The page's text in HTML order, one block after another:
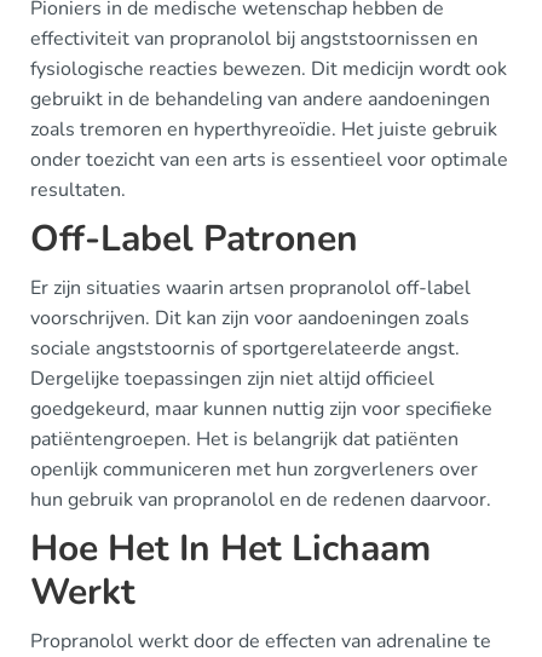
Pioniers in de medische wetenschap hebben de
effectiviteit van propranolol bij angststoornissen en
fysiologische reacties bewezen. Dit medicijn wordt ook
gebruikt in de behandeling van andere aandoeningen
zoals tremoren en hyperthyreoïdie. Het juiste gebruik
onder toezicht van een arts is essentieel voor optimale
resultaten.
Off-Label Patronen
Er zijn situaties waarin artsen propranolol off-label
voorschrijven. Dit kan zijn voor aandoeningen zoals
sociale angststoornis of sportgerelateerde angst.
Dergelijke toepassingen zijn niet altijd officieel
goedgekeurd, maar kunnen nuttig zijn voor specifieke
patiëntengroepen. Het is belangrijk dat patiënten
openlijk communiceren met hun zorgverleners over
hun gebruik van propranolol en de redenen daarvoor.
Hoe Het In Het Lichaam
Werkt
Propranolol werkt door de effecten van adrenaline te